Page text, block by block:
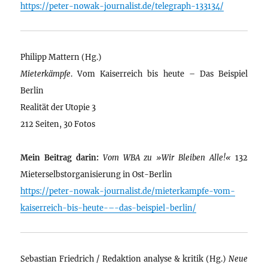
https://peter-nowak-journalist.de/telegraph-133134/
Philipp Mattern (Hg.)
Mieterkämpfe. Vom Kaiserreich bis heute – Das Beispiel
Berlin
Realität der Utopie 3
212 Seiten, 30 Fotos
Mein Beitrag darin: Vom WBA zu »Wir Bleiben Alle!« 132
Mieterselbstorganisierung in Ost-Berlin
https://peter-nowak-journalist.de/mieterkampfe-vom-
kaiserreich-bis-heute-–-das-beispiel-berlin/
Sebastian Friedrich / Redaktion analyse & kritik (Hg.) Neue